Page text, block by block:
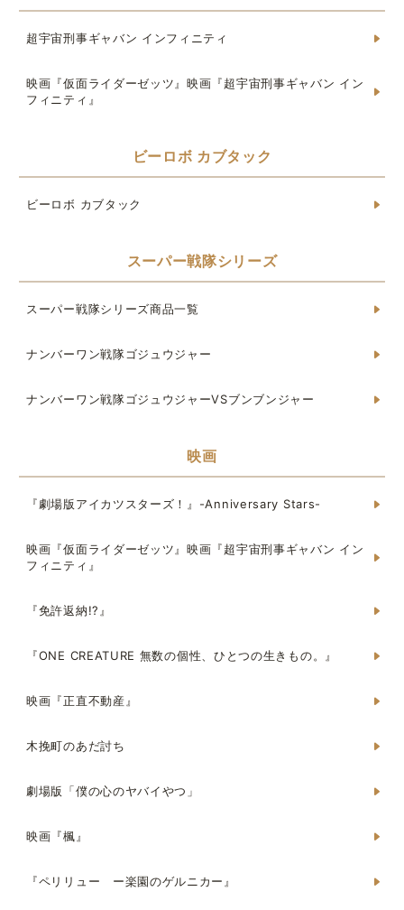
超宇宙刑事ギャバン インフィニティ
映画『仮面ライダーゼッツ』映画『超宇宙刑事ギャバン イン
フィニティ』
ビーロボ カブタック
ビーロボ カブタック
スーパー戦隊シリーズ
スーパー戦隊シリーズ商品一覧
ナンバーワン戦隊ゴジュウジャー
ナンバーワン戦隊ゴジュウジャーVSブンブンジャー
映画
『劇場版アイカツスターズ！』-Anniversary Stars-
映画『仮面ライダーゼッツ』映画『超宇宙刑事ギャバン イン
フィニティ』
『免許返納!?』
『ONE CREATURE 無数の個性、ひとつの生きもの。』
映画『正直不動産』
木挽町のあだ討ち
劇場版「僕の心のヤバイやつ」
映画『楓』
『ペリリュー ー楽園のゲルニカー』